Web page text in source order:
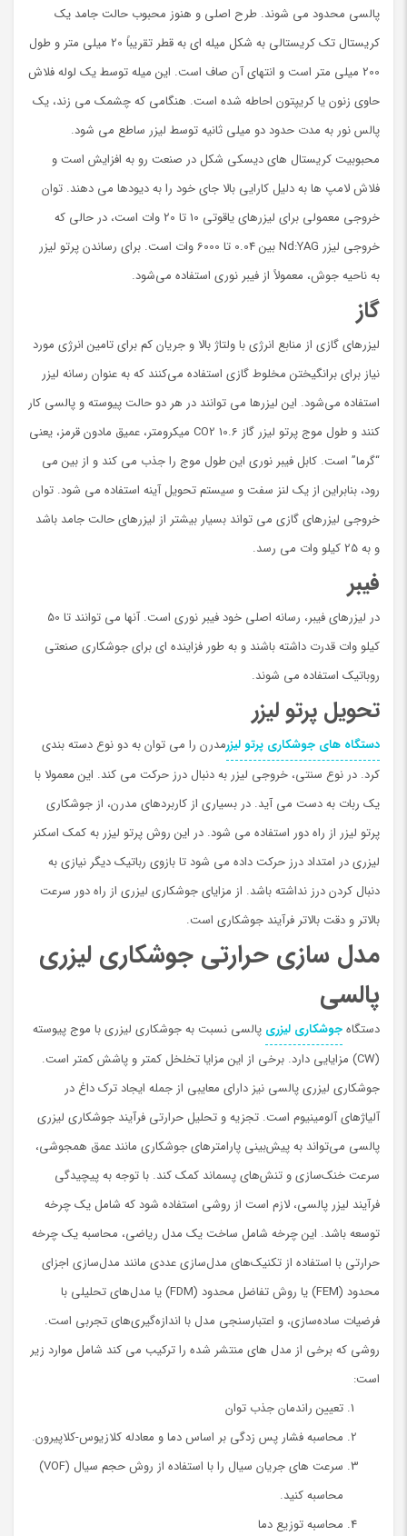
پالسی محدود می شوند. طرح اصلی و هنوز محبوب حالت جامد یک
کریستال تک کریستالی به شکل میله ای به قطر تقریباً 20 میلی متر و طول
200 میلی متر است و انتهای آن صاف است. این میله توسط یک لوله فلاش
حاوی زنون یا کریپتون احاطه شده است. هنگامی که چشمک می زند، یک
پالس نور به مدت حدود دو میلی ثانیه توسط لیزر ساطع می شود.
محبوبیت کریستال های دیسکی شکل در صنعت رو به افزایش است و
فلاش لامپ ها به دلیل کارایی بالا جای خود را به دیودها می دهند. توان
خروجی معمولی برای لیزرهای یاقوتی 10 تا 20 وات است، در حالی که
خروجی لیزر Nd:YAG بین 0.04 تا 6000 وات است. برای رساندن پرتو لیزر
به ناحیه جوش، معمولاً از فیبر نوری استفاده می‌شود.
گاز
لیزرهای گازی از منابع انرژی با ولتاژ بالا و جریان کم برای تامین انرژی مورد
نیاز برای برانگیختن مخلوط گازی استفاده می‌کنند که به عنوان رسانه لیزر
استفاده می‌شود. این لیزرها می توانند در هر دو حالت پیوسته و پالسی کار
کنند و طول موج پرتو لیزر گاز CO2 10.6 میکرومتر، عمیق مادون قرمز، یعنی
“گرما” است. کابل فیبر نوری این طول موج را جذب می کند و از بین می
رود، بنابراین از یک لنز سفت و سیستم تحویل آینه استفاده می شود. توان
خروجی لیزرهای گازی می تواند بسیار بیشتر از لیزرهای حالت جامد باشد
و به 25 کیلو وات می رسد.
فیبر
در لیزرهای فیبر، رسانه اصلی خود فیبر نوری است. آنها می توانند تا 50
کیلو وات قدرت داشته باشند و به طور فزاینده ای برای جوشکاری صنعتی
روباتیک استفاده می شوند.
تحویل پرتو لیزر
دستگاه های جوشکاری پرتو لیزرمدرن را می توان به دو نوع دسته بندی
کرد. در نوع سنتی، خروجی لیزر به دنبال درز حرکت می کند. این معمولا با
یک ربات به دست می آید. در بسیاری از کاربردهای مدرن، از جوشکاری
پرتو لیزر از راه دور استفاده می شود. در این روش پرتو لیزر به کمک اسکنر
لیزری در امتداد درز حرکت داده می شود تا بازوی رباتیک دیگر نیازی به
دنبال کردن درز نداشته باشد. از مزایای جوشکاری لیزری از راه دور سرعت
بالاتر و دقت بالاتر فرآیند جوشکاری است.
مدل سازی حرارتی جوشکاری لیزری
پالسی
دستگاهجوشکاری لیزری پالسی نسبت به جوشکاری لیزری با موج پیوسته
(CW) مزایایی دارد. برخی از این مزایا تخلخل کمتر و پاشش کمتر است.
جوشکاری لیزری پالسی نیز دارای معایبی از جمله ایجاد ترک داغ در
آلیاژهای آلومینیوم است. تجزیه و تحلیل حرارتی فرآیند جوشکاری لیزری
پالسی می‌تواند به پیش‌بینی پارامترهای جوشکاری مانند عمق همجوشی،
سرعت خنک‌سازی و تنش‌های پسماند کمک کند. با توجه به پیچیدگی
فرآیند لیزر پالسی، لازم است از روشی استفاده شود که شامل یک چرخه
توسعه باشد. این چرخه شامل ساخت یک مدل ریاضی، محاسبه یک چرخه
حرارتی با استفاده از تکنیک‌های مدل‌سازی عددی مانند مدل‌سازی اجزای
محدود (FEM) یا روش تفاضل محدود (FDM) یا مدل‌های تحلیلی با
فرضیات ساده‌سازی، و اعتبارسنجی مدل با اندازه‌گیری‌های تجربی است.
روشی که برخی از مدل های منتشر شده را ترکیب می کند شامل موارد زیر
است:
تعیین راندمان جذب توان
محاسبه فشار پس زدگی بر اساس دما و معادله کلازیوس-کلاپیرون.
سرعت های جریان سیال را با استفاده از روش حجم سیال (VOF)
محاسبه کنید.
محاسبه توزیع دما